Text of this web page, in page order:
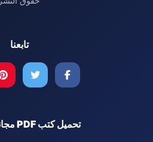
تابعنا
تحميل كتب PDF مجانا – كتب كو